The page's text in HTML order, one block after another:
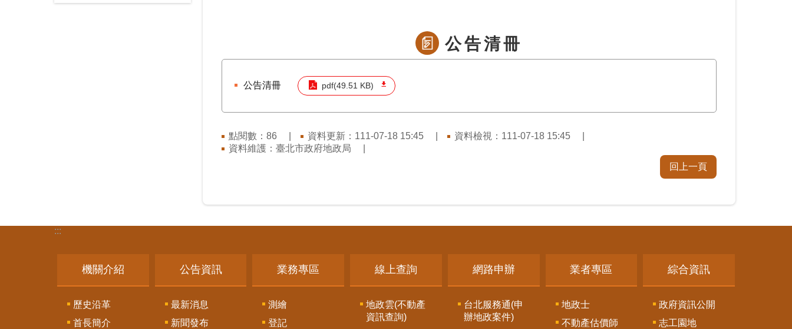
公告清冊
公告清冊 pdf(49.51 KB)
點閱數： 86 資料更新：111-07-18 15:45
資料檢視：111-07-18 15:45
資料維護：臺北市政府地政局
回上一頁
:::
機關介紹
歷史沿革
首長簡介
公告資訊
最新消息
新聞發布
業務專區
測繪
登記
線上查詢
地政雲(不動產
資訊查詢)
網路申辦
台北服務通(申
辦地政案件)
業者專區
地政士
不動產估價師
綜合資訊
政府資訊公開
志工園地